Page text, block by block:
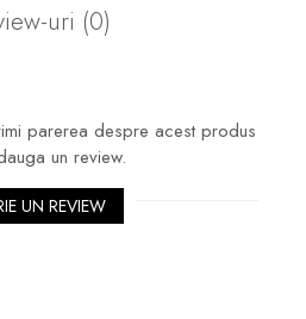
uri (0)
parerea despre acest produs
un review.
UN REVIEW